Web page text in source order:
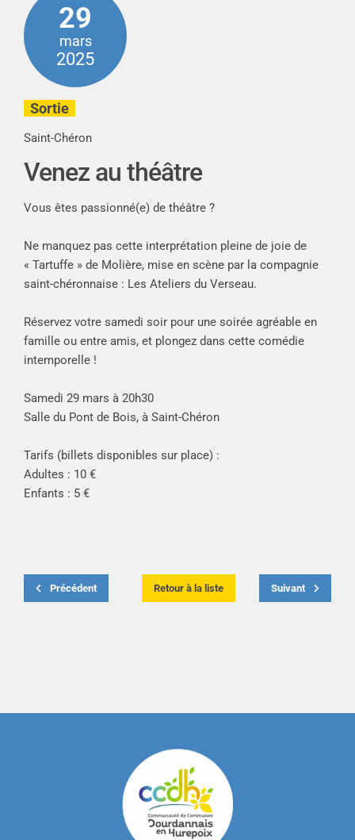
29
mars
2025
Sortie
Saint-Chéron
Venez au théâtre
Vous êtes passionné(e) de théâtre ?
Ne manquez pas cette interprétation pleine de joie de
« Tartuffe » de Molière, mise en scène par la compagnie
saint-chéronnaise : Les Ateliers du Verseau.
Réservez votre samedi soir pour une soirée agréable en
famille ou entre amis, et plongez dans cette comédie
intemporelle !
Samedi 29 mars à 20h30
Salle du Pont de Bois, à Saint-Chéron
Tarifs (billets disponibles sur place) :
Adultes : 10 €
Enfants : 5 €
Précédent Retour à la liste Suivant